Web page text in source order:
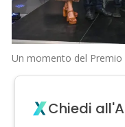
Un momento del Premio
Chiedi